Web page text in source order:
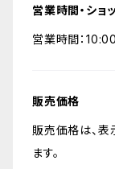
営業時間・ショ
営業時間：
販売価格
販売価格は、表
ます。